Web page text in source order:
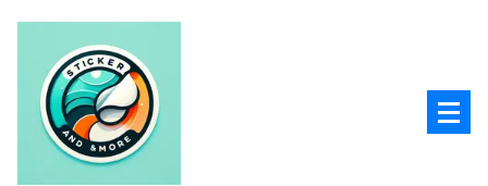
springen